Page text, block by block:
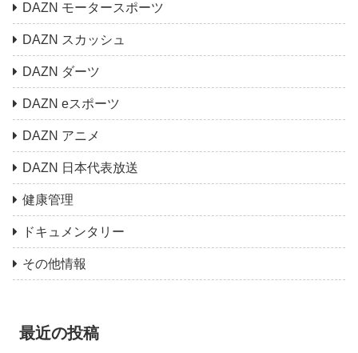
DAZN モータースポーツ
DAZN スカッシュ
DAZN ダーツ
DAZN eスポーツ
DAZN アニメ
DAZN 日本代表放送
健康管理
ドキュメンタリー
その他情報
最近の投稿